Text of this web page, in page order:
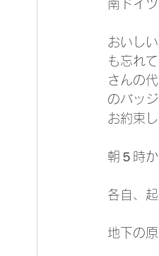
南ドイ
おいし
も忘れ
さんの
のバッ
お約束し
朝５時
各自、
地下の